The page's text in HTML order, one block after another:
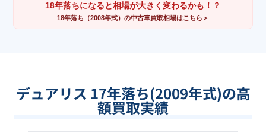
18年落ちになると相場が大きく変わるかも！？
18年落ち（2008年式）の中古車買取相場はこちら＞
デュアリス 17年落ち(2009年式)の高
額買取実績